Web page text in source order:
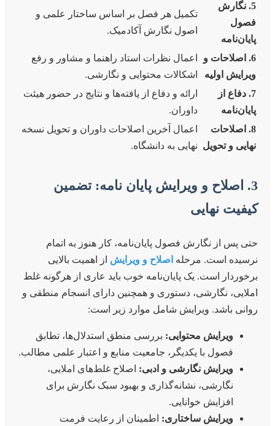
5. نگارش
فصول
پایان‌نامه
تکمیل هر فصل بر اساس ساختار علمی و
اصول نگارش آکادمیک.
6. اصلاحات و
ویرایش اولیه
اعمال نظرات استاد راهنما و مشاور و رفع
اشکالات محتوایی و نگارشی.
7. دفاع از
پایان‌نامه
ارائه و دفاع از یافته‌ها و نتایج در حضور هیئت
داوران.
8. اصلاحات
نهایی و تحویل
اعمال آخرین اصلاحات داوران و تحویل نسخه
نهایی به دانشگاه.
3. اصلاح و ویرایش پایان نامه: تضمین
کیفیت نهایی
حتی پس از نگارش فصول پایان‌نامه، کار هنوز به اتمام
نرسیده است. مرحله اصلاح و ویرایش از اهمیت بالایی
برخوردار است. یک پایان‌نامه خوب باید عاری از هرگونه غلط
املایی، نگارشی، دستوری و همچنین دارای انسجام منطقی و
روانی باشد. ویرایش شامل موارد زیر است:
ویرایش محتوایی: بررسی منطق استدلال‌ها، تطابق
فصول با یکدیگر، جامعیت منابع و اعتبار علمی مطالب.
ویرایش نگارشی و ادبی: اصلاح غلط‌های املایی،
نگارشی، نشانه‌گذاری و بهبود سبک نگارش برای
افزایش خوانایی.
ویرایش ساختاری: اطمینان از رعایت فرمت